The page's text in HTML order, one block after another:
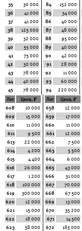
35
30 000
36
41 000
37
41 000
38
125 000
39
32 000
40
55 000
41
75 000
42
30 000
43
78 000
44
40 000
45
78 000
84
152 000
85
34 000
86
40 000
87
48 000
88
95 000
89
40 000
90
42 000
91
28 000
92
11 000
93
60 000
94
220 000
Лот
Цена, ₽
608
10 000
609
15 000
610
11 000
611
9 500
613
22 000
614
4 200
615
4 400
616
26 000
617
1 200
618
100 000
619
300 000
620
12 000
621
15 000
622
18 000
623
38 000
Лот
Цена, ₽
658
12 000
659
17 000
660
11 000
661
12 000
662
7 500
663
5 500
664
6 000
665
43 000
666
31 000
667
70 000
668
67 500
669
13 000
670
35 200
671
14 500
672
185 000